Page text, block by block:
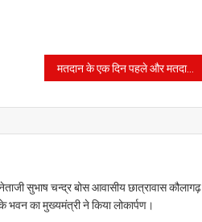
मतदान के एक दिन पहले और मतदान के दिन राजनैतिक दलों पर विज्ञापन प्रकाशन पर रोक
सुभाष चन्द्र बोस आवासीय छात्रावास कौलागढ़
भवन का मुख्यमंत्री ने किया लोकार्पण।